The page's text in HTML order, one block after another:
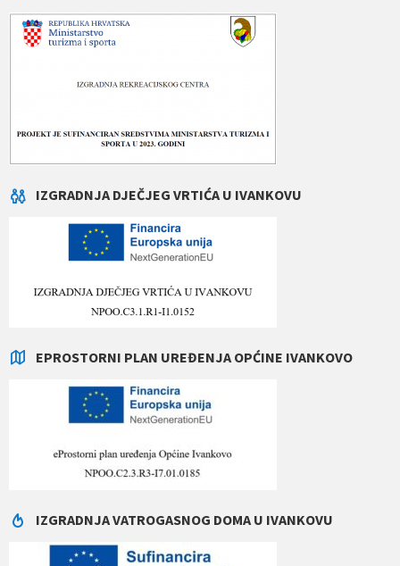
IZGRADNJA DJEČJEG VRTIĆA U IVANKOVU
EPROSTORNI PLAN UREĐENJA OPĆINE IVANKOVO
IZGRADNJA VATROGASNOG DOMA U IVANKOVU